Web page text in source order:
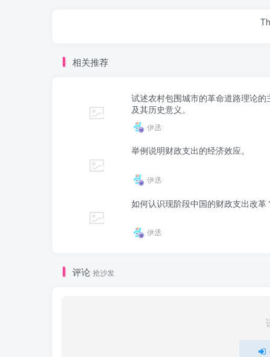
相关推荐
试述农村包围城市的革命道路理论的
及其历史意义。
伊丞
举例说明财政支出的经济效应。
伊丞
如何认识现阶段中国的财政支出改革
伊丞
评论 抢沙发